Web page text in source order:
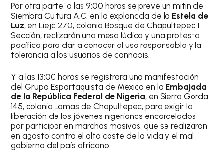
Por otra parte, a las 9:00 horas se prevé un mitin de
Siembra Cultura A.C. en la explanada de la Estela de
Luz, en Lieja 270, colonia Bosque de Chapultepec 1
Sección, realizarán una mesa lúdica y una protesta
pacífica para dar a conocer el uso responsable y la
tolerancia a los usuarios de cannabis.
Y a las 13:00 horas se registrará una manifestación
del Grupo Espartaquista de México en la Embajada
de la República Federal de Nigeria, en Sierra Gorda
145, colonia Lomas de Chapultepec, para exigir la
liberación de los jóvenes nigerianos encarcelados
por participar en marchas masivas, que se realizaron
en agosto contra el alto coste de la vida y el mal
gobierno del país africano.